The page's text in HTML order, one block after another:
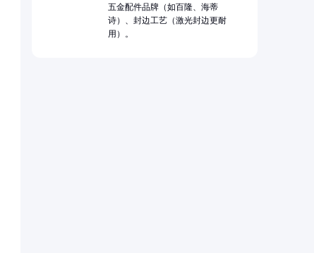
五金配件品牌（如百隆、海蒂
诗）、封边工艺（激光封边更耐
用）。